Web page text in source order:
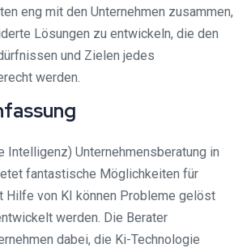
eng mit den Unternehmen zusammen,
Lösungen zu entwickeln, die den
und Zielen jedes
werden.
Intelligenz) Unternehmensberatung in
fantastische Möglichkeiten für
Hilfe von KI können Probleme gelöst
werden. Die Berater
dabei, die Ki-Technologie